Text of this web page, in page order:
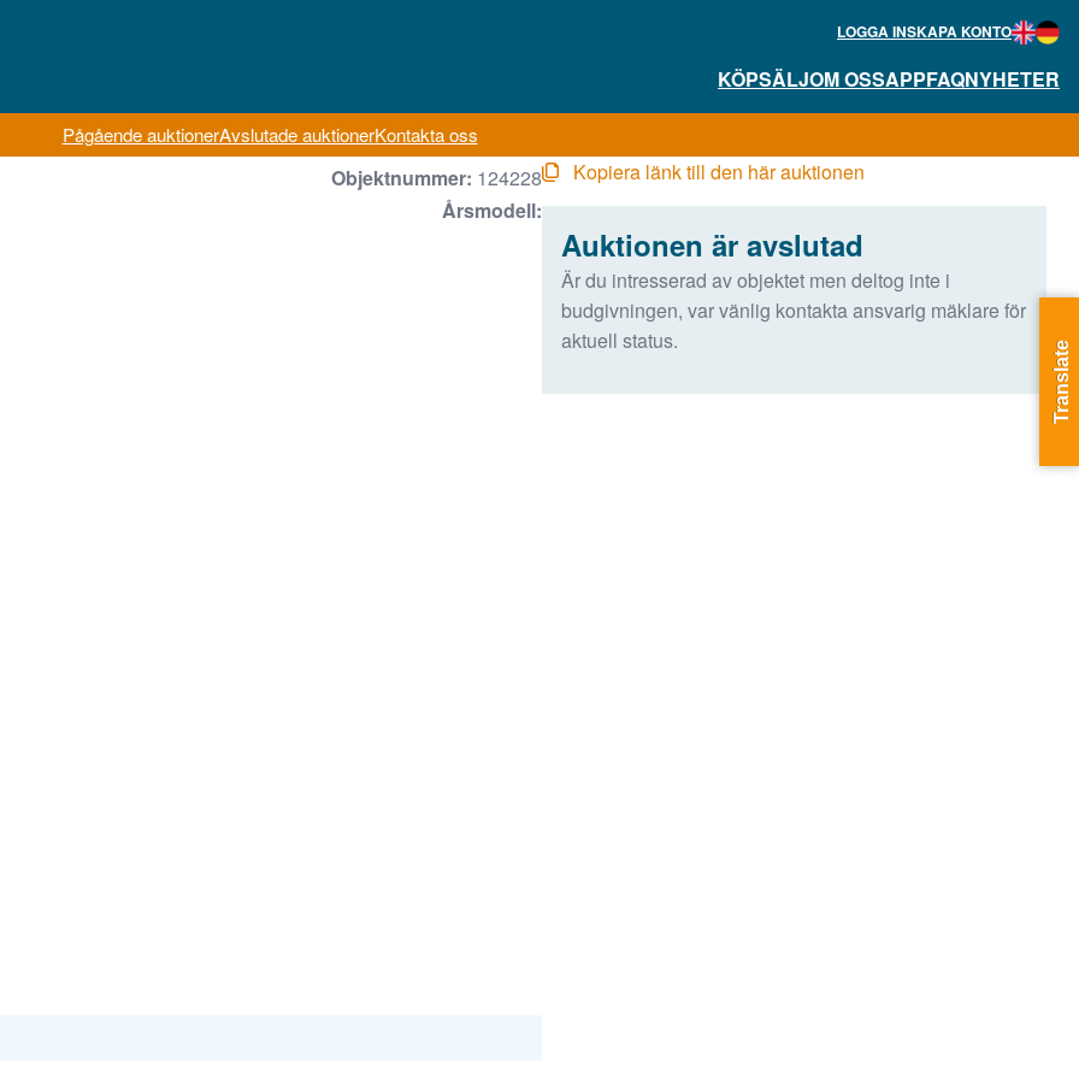
LOGGA INSKAPA KONTO
KÖPSÄLJOM OSSAPPFAQNYHETER
Pågående auktionerAvslutade auktionerKontakta oss
Objektnummer: 124228
Årsmodell:
Kopiera länk till den här auktionen
Auktionen är avslutad
Är du intresserad av objektet men deltog inte i
budgivningen, var vänlig kontakta ansvarig mäklare för
aktuell status.
Translate